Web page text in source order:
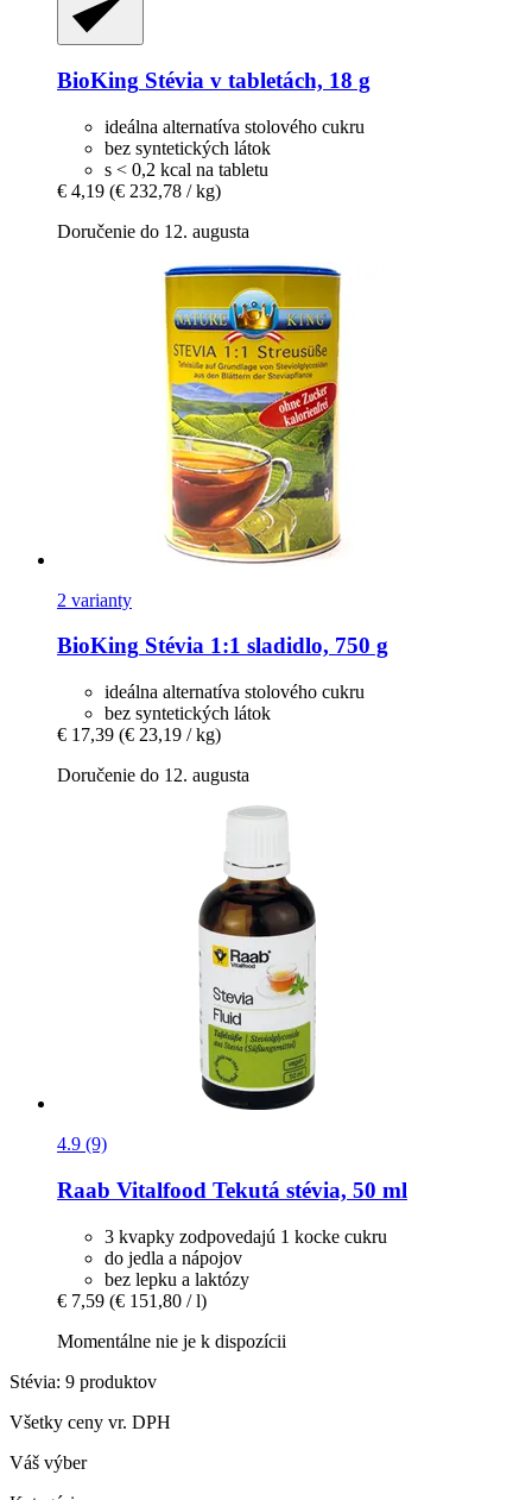
BioKing Stévia v tabletách, 18 g
ideálna alternatíva stolového cukru
bez syntetických látok
s < 0,2 kcal na tabletu
€ 4,19 (€ 232,78 / kg)
Doručenie do 12. augusta
2 varianty
BioKing Stévia 1:1 sladidlo, 750 g
ideálna alternatíva stolového cukru
bez syntetických látok
€ 17,39 (€ 23,19 / kg)
Doručenie do 12. augusta
4.9 (9)
Raab Vitalfood Tekutá stévia, 50 ml
3 kvapky zodpovedajú 1 kocke cukru
do jedla a nápojov
bez lepku a laktózy
€ 7,59 (€ 151,80 / l)
Momentálne nie je k dispozícii
Stévia: 9 produktov
Všetky ceny vr. DPH
Váš výber